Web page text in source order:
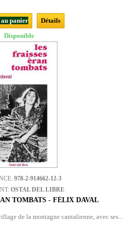
panier
Détails
Disponible
978-2-914662-12-3
OSTAL DEL LIBRE
TOMBATS - FÉLIX DAVAL
de la montagne cantalienne, avec ses...